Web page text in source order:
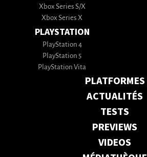
Xbox Series S/X
Xbox Series X
PLAYSTATION
PlayStation 4
PlayStation 5
PlayStation Vita
PLATFORMES
ACTUALITÉS
TESTS
PREVIEWS
VIDEOS